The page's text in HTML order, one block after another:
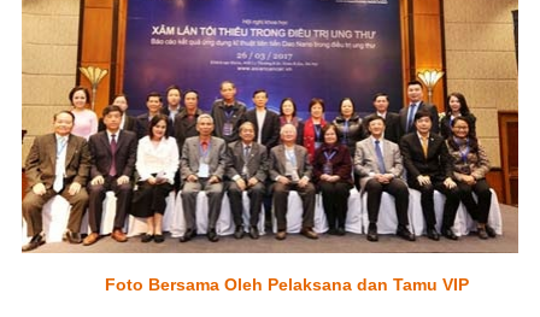
Foto Bersama Oleh Pelaksana dan Tamu VIP